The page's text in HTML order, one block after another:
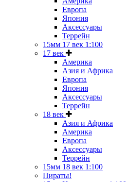
Европа
Япония
Аксессуары
Террейн
15мм 17 век 1:100
17 век
Америка
Азия и Африка
Европа
Япония
Аксессуары
Террейн
18 век
Азия и Африка
Америка
Европа
Аксессуары
Террейн
15мм 18 век 1:100
Пираты!